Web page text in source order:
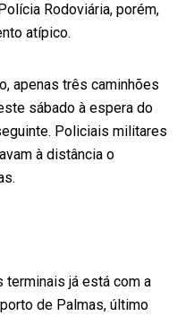
Rodoviária, porém,
atípico.
apenas três caminhões
sábado à espera do
Policiais militares
à distância o
terminais já está com a
de Palmas, último